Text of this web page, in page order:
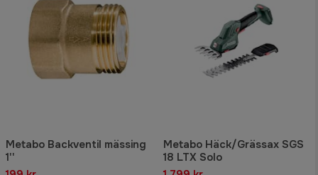
Metabo Backventil mässing
1''
Metabo Häck/Grässax SGS
18 LTX Solo